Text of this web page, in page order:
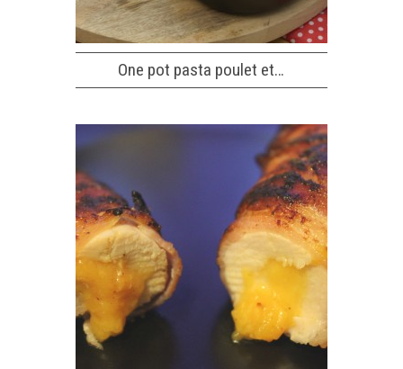
One pot pasta poulet et…